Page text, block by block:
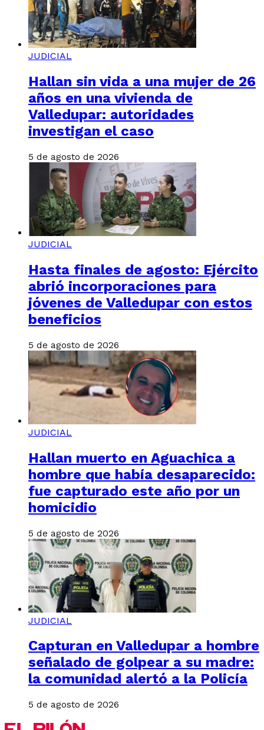
JUDICIAL
Hallan sin vida a una mujer de 26
años en una vivienda de
Valledupar: autoridades
investigan el caso
5 de agosto de 2026
JUDICIAL
Hasta finales de agosto: Ejército
abrió incorporaciones para
jóvenes de Valledupar con estos
beneficios
5 de agosto de 2026
JUDICIAL
Hallan muerto en Aguachica a
hombre que había desaparecido:
fue capturado este año por un
homicidio
5 de agosto de 2026
JUDICIAL
Capturan en Valledupar a hombre
señalado de golpear a su madre:
la comunidad alertó a la Policía
5 de agosto de 2026